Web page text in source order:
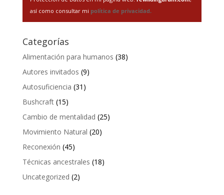
así como consultar mi política de privacidad.
Categorías
Alimentación para humanos (38)
Autores invitados (9)
Autosuficiencia (31)
Bushcraft(15)
Cambio de mentalidad (25)
Movimiento Natural (20)
Reconexión (45)
Técnicas ancestrales (18)
Uncategorized (2)